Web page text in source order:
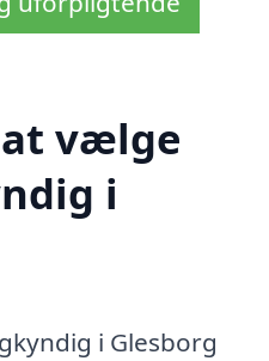
at vælge
i
i Glesborg